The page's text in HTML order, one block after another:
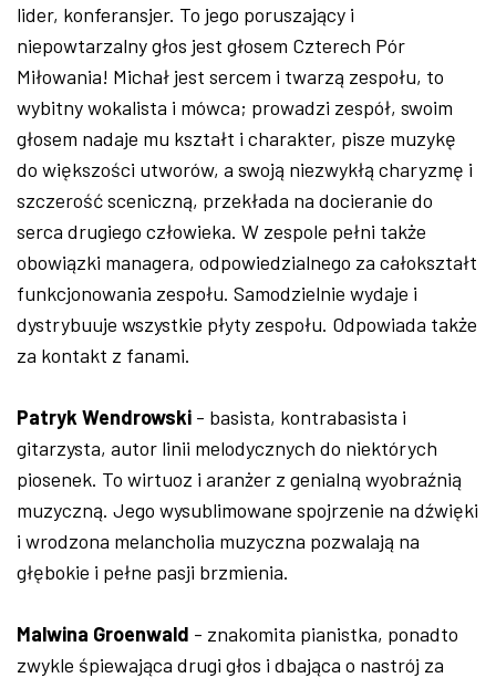
lider, konferansjer. To jego poruszający i
niepowtarzalny głos jest głosem Czterech Pór
Miłowania! Michał jest sercem i twarzą zespołu, to
wybitny wokalista i mówca; prowadzi zespół, swoim
głosem nadaje mu kształt i charakter, pisze muzykę
do większości utworów, a swoją niezwykłą charyzmę i
szczerość sceniczną, przekłada na docieranie do
serca drugiego człowieka. W zespole pełni także
obowiązki managera, odpowiedzialnego za całokształt
funkcjonowania zespołu. Samodzielnie wydaje i
dystrybuuje wszystkie płyty zespołu. Odpowiada także
za kontakt z fanami.
Patryk Wendrowski - basista, kontrabasista i
gitarzysta, autor linii melodycznych do niektórych
piosenek. To wirtuoz i aranżer z genialną wyobraźnią
muzyczną. Jego wysublimowane spojrzenie na dźwięki
i wrodzona melancholia muzyczna pozwalają na
głębokie i pełne pasji brzmienia.
Malwina Groenwald - znakomita pianistka, ponadto
zwykle śpiewająca drugi głos i dbająca o nastrój za